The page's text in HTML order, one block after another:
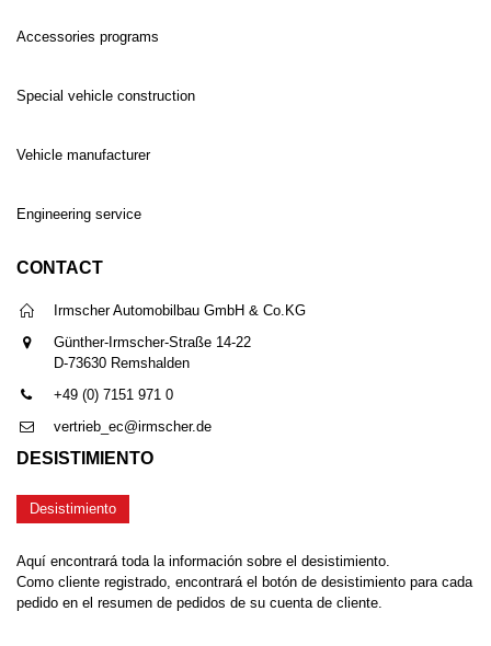
Accessories programs
Special vehicle construction
Vehicle manufacturer
Engineering service
CONTACT
Irmscher Automobilbau GmbH & Co.KG
Günther-Irmscher-Straße 14-22
D-73630 Remshalden
+49 (0) 7151 971 0
vertrieb_ec@irmscher.de
DESISTIMIENTO
Desistimiento
Aquí encontrará toda la información sobre el desistimiento.
Como cliente registrado, encontrará el botón de desistimiento para cada
pedido en el resumen de pedidos de su cuenta de cliente.